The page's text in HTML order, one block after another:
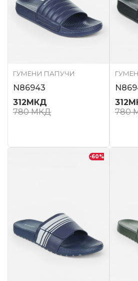
ГУМЕНИ ПАПУЧИ
N86943
312МКД
780МКД
312
780
-60%